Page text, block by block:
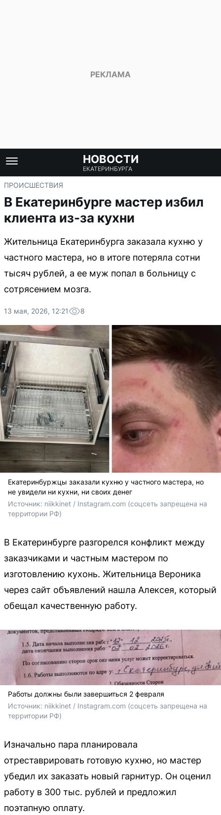
НОВОСТИ
ЕКАТЕРИНБУРГА
ПРОИСШЕСТВИЯ
В Екатеринбурге мастер избил
клиента из-за кухни
Жительница Екатеринбурга заказала кухню у
частного мастера, но в итоге потеряла сотни
тысяч рублей, а ее муж попал в больницу с
сотрясением мозга.
13 мая, 2026, 12:21 8
Екатеринбуржцы заказали кухню у частного мастера, но
не увидели ни кухни, ни своих денег
Источник: niikkinet / Instagram.com (соцсеть запрещена на
территории РФ)
В Екатеринбурге разгорелся конфликт между
заказчиками и частным мастером по
изготовлению кухонь. Жительница Вероника
через сайт объявлений нашла Алексея, который
обещал качественную работу.
Работы должны были завершиться 2 февраля
Источник: niikkinet / Instagram.com (соцсеть запрещена на
территории РФ)
Изначально пара планировала
отреставрировать готовую кухню, но мастер
убедил их заказать новый гарнитур. Он оценил
работу в 300 тыс. рублей и предложил
поэтапную оплату.